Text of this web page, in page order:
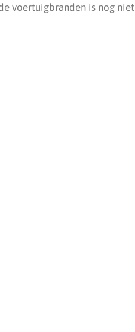
voertuigbranden is nog